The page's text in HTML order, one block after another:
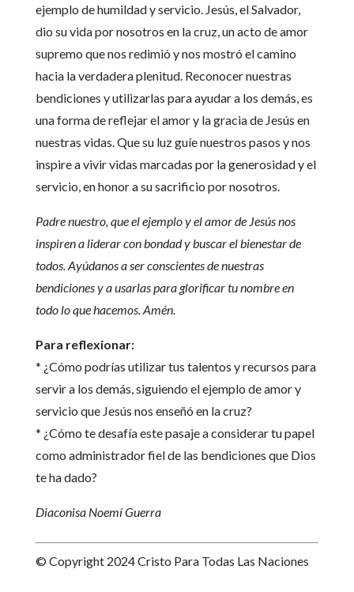
ejemplo de humildad y servicio. Jesús, el Salvador,
dio su vida por nosotros en la cruz, un acto de amor
supremo que nos redimió y nos mostró el camino
hacia la verdadera plenitud. Reconocer nuestras
bendiciones y utilizarlas para ayudar a los demás, es
una forma de reflejar el amor y la gracia de Jesús en
nuestras vidas. Que su luz guíe nuestros pasos y nos
inspire a vivir vidas marcadas por la generosidad y el
servicio, en honor a su sacrificio por nosotros.
Padre nuestro, que el ejemplo y el amor de Jesús nos
inspiren a liderar con bondad y buscar el bienestar de
todos. Ayúdanos a ser conscientes de nuestras
bendiciones y a usarlas para glorificar tu nombre en
todo lo que hacemos. Amén.
Para reflexionar:
* ¿Cómo podrías utilizar tus talentos y recursos para
servir a los demás, siguiendo el ejemplo de amor y
servicio que Jesús nos enseñó en la cruz?
* ¿Cómo te desafía este pasaje a considerar tu papel
como administrador fiel de las bendiciones que Dios
te ha dado?
Diaconisa Noemí Guerra
© Copyright 2024 Cristo Para Todas Las Naciones